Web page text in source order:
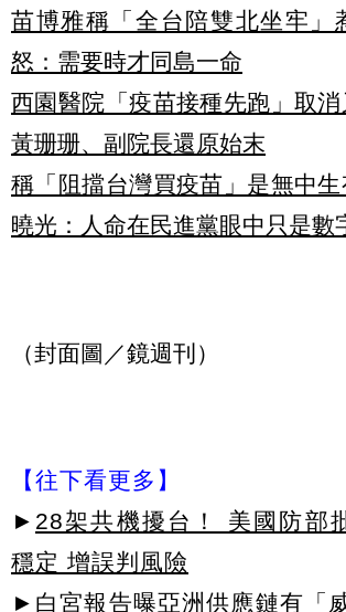
苗博雅稱「全台陪雙北坐牢
怒：需要時才同島一命
西園醫院「疫苗接種先跑」取
黃珊珊、副院長還原始末
稱「阻擋台灣買疫苗」是無中
曉光：人命在民進黨眼中只是數
（封面圖／鏡週刊）
【往下看更多】
► 28架共機擾台！ 美國防部
穩定 增誤判風險
► 白宮報告曝亞洲供應鏈有「